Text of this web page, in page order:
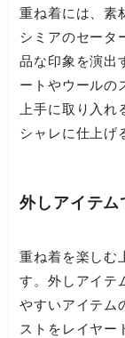
重ね着には、素
シミアのセータ
品な印象を演出
ートやウールの
上手に取り入
シャレに仕上げ
外しアイテ
重ね着を楽しむ
す。外しアイテ
やすいアイテム
ストをレイヤー